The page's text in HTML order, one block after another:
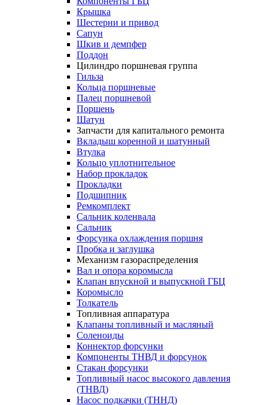
Крышка
Шестерни и привод
Сапун
Шкив и демпфер
Поддон
Цилиндро поршневая группа
Гильза
Кольца поршневые
Палец поршневой
Поршень
Шатун
Запчасти для капитального ремонта
Вкладыш коренной и шатунный
Втулка
Кольцо уплотнительное
Набор прокладок
Прокладки
Подшипник
Ремкомплект
Сальник коленвала
Сальник
Форсунка охлаждения поршня
Пробка и заглушка
Механизм газораспределения
Вал и опора коромысла
Клапан впускной и выпускной ГБЦ
Коромысло
Толкатель
Топливная аппаратура
Клапаны топливный и масляный
Соленоиды
Коннектор форсунки
Компоненты ТНВД и форсунок
Стакан форсунки
Топливный насос высокого давления
(ТНВД)
Насос подкачки (ТННД)